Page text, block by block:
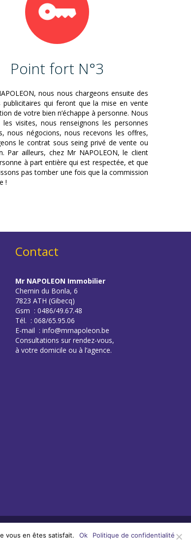
Point fort N°3
nous nous chargeons ensuite des
publicitaires qui feront que la mise en vente
de votre bien n’échappe à personne. Nous
les visites, nous renseignons les personnes
nous négocions, nous recevons les offres,
le contrat sous seing privé de vente ou
Par ailleurs, chez Mr NAPOLEON, le client
à part entière qui est respectée, et que
pas tomber une fois que la commission
!
Contact
Mr NAPOLEON Immobilier
Chemin du Bonla, 6
7823 ATH (Gibecq)
Gsm : 0486/49.67.48
Tél. : 068/65.95.06
E-mail : info@mrnapoleon.be
Consultations sur rendez-vous,
à votre domicile ou à l’agence.
vous en êtes satisfait. Ok Politique de confidentialité